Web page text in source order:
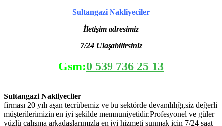
Sultangazi Nakliyeciler
İletişim adresimiz
7/24 Ulaşabilirsiniz
Gsm:0 539 736 25 13
Sultangazi Nakliyeciler
firması 20 yılı aşan tecrübemiz ve bu sektörde devamlılığı,siz değerli
müşterilerimizin en iyi şekilde memnuniyetidir.Profesyonel ve güler
yüzlü çalışma arkadaşlarımızla en iyi hizmeti sunmak için 7/24 saat